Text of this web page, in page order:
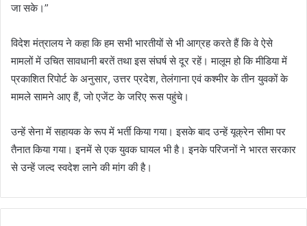
जा सके।”
विदेश मंत्रालय ने कहा कि हम सभी भारतीयों से भी आग्रह करते हैं कि वे ऐसे
मामलों में उचित सावधानी बरतें तथा इस संघर्ष से दूर रहें। मालूम हो कि मीडिया में
प्रकाशित रिपोर्ट के अनुसार, उत्तर प्रदेश, तेलंगाना एवं कश्मीर के तीन युवकों के
मामले सामने आए हैं, जो एजेंट के जरिए रूस पहुंचे।
उन्हें सेना में सहायक के रूप में भर्ती किया गया। इसके बाद उन्हें यूक्रेन सीमा पर
तैनात किया गया। इनमें से एक युवक घायल भी है। इनके परिजनों ने भारत सरकार
से उन्हें जल्द स्वदेश लाने की मांग की है।